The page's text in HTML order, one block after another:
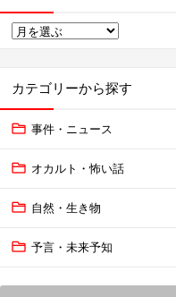
カテゴリーから探す
事件・ニュース
オカルト・怖い話
自然・生き物
予言・未来予知